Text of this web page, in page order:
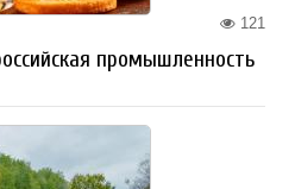
121
промышленность